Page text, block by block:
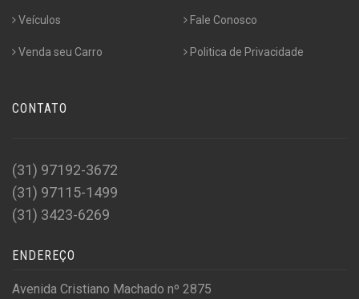
Veículos
Venda seu Carro
Fale Conosco
Politica de Privacidade
CONTATO
(31) 97192-3672
(31) 97115-1499
(31) 3423-6269
ENDEREÇO
Avenida Cristiano Machado nº 2875